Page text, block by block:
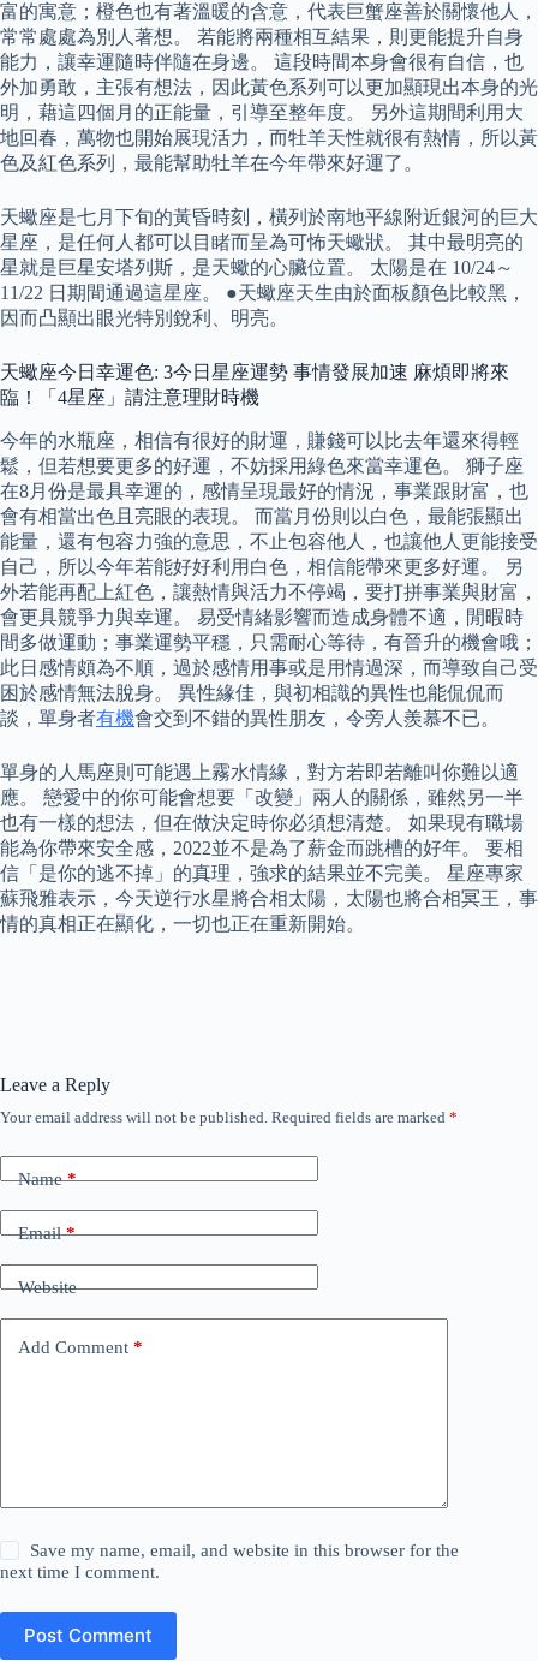
富的寓意；橙色也有著溫暖的含意，代表巨蟹座善於關懷他人，
常常處處為別人著想。 若能將兩種相互結果，則更能提升自身
能力，讓幸運隨時伴隨在身邊。 這段時間本身會很有自信，也
外加勇敢，主張有想法，因此黃色系列可以更加顯現出本身的光
明，藉這四個月的正能量，引導至整年度。 另外這期間利用大
地回春，萬物也開始展現活力，而牡羊天性就很有熱情，所以黃
色及紅色系列，最能幫助牡羊在今年帶來好運了。
天蠍座是七月下旬的黃昏時刻，橫列於南地平線附近銀河的巨大
星座，是任何人都可以目睹而呈為可怖天蠍狀。 其中最明亮的
星就是巨星安塔列斯，是天蠍的心臟位置。 太陽是在 10/24～
11/22 日期間通過這星座。 ●天蠍座天生由於面板顏色比較黑，
因而凸顯出眼光特別銳利、明亮。
天蠍座今日幸運色: 3今日星座運勢 事情發展加速 麻煩即將來
臨！「4星座」請注意理財時機
今年的水瓶座，相信有很好的財運，賺錢可以比去年還來得輕
鬆，但若想要更多的好運，不妨採用綠色來當幸運色。 獅子座
在8月份是最具幸運的，感情呈現最好的情況，事業跟財富，也
會有相當出色且亮眼的表現。 而當月份則以白色，最能張顯出
能量，還有包容力強的意思，不止包容他人，也讓他人更能接受
自己，所以今年若能好好利用白色，相信能帶來更多好運。 另
外若能再配上紅色，讓熱情與活力不停竭，要打拼事業與財富，
會更具競爭力與幸運。 易受情緒影響而造成身體不適，閒暇時
間多做運動；事業運勢平穩，只需耐心等待，有晉升的機會哦；
此日感情頗為不順，過於感情用事或是用情過深，而導致自己受
困於感情無法脫身。 異性緣佳，與初相識的異性也能侃侃而
談，單身者有機會交到不錯的異性朋友，令旁人羨慕不已。
單身的人馬座則可能遇上霧水情緣，對方若即若離叫你難以適
應。 戀愛中的你可能會想要「改變」兩人的關係，雖然另一半
也有一樣的想法，但在做決定時你必須想清楚。 如果現有職場
能為你帶來安全感，2022並不是為了薪金而跳槽的好年。 要相
信「是你的逃不掉」的真理，強求的結果並不完美。 星座專家
蘇飛雅表示，今天逆行水星將合相太陽，太陽也將合相冥王，事
情的真相正在顯化，一切也正在重新開始。
Leave a Reply
Your email address will not be published. Required fields are marked *
Name*
Email*
Website
Add Comment *
Save my name, email, and website in this browser for the
next time I comment.
Post Comment